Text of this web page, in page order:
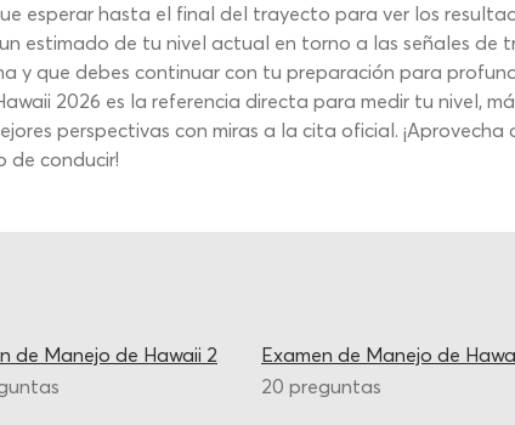
esperar hasta el final del trayecto para ver los
estimado de tu nivel actual en torno a las señales de
y que debes continuar con tu preparación para
2026 es la referencia directa para medir tu nivel,
perspectivas con miras a la cita oficial.
de conducir!
de Manejo de Hawaii 2
Examen de Manejo de
20 preguntas